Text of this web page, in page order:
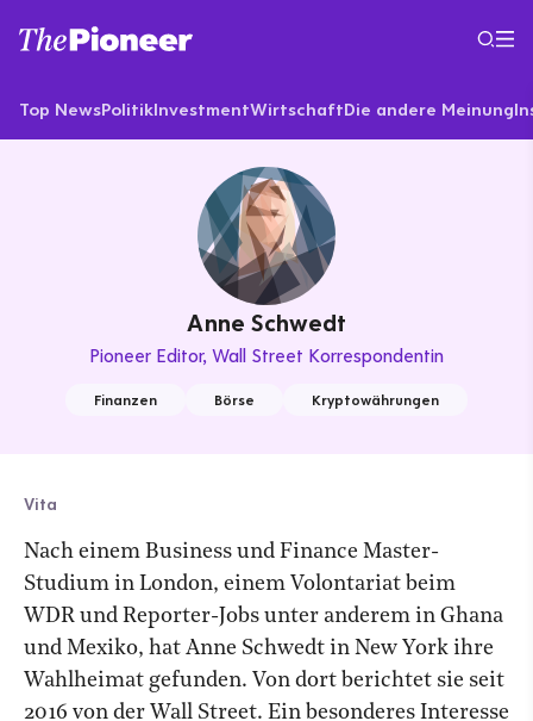
Top NewsPolitikInvestmentWirtschaftDie andere Meinung
Anne Schwedt
Pioneer Editor Wall Street Korrespondentin
Finanzen Börse Kryptowährungen
Vita
Nach einem Business und Finance Master-
Studium in London, einem Volontariat beim
WDR und Reporter-Jobs unter anderem in Ghana
und Mexiko, hat Anne Schwedt in New York ihre
Wahlheimat gefunden. Von dort berichtet sie seit
2016 von der Wall Street. Ein besonderes Interesse